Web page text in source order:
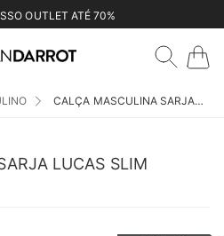
OUTLET ATÉ 70%
CALÇA MASCULINA SARJA LUCAS SLIM
LUCAS SLIM